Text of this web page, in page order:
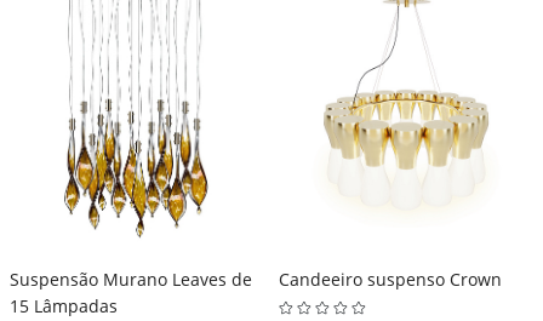
importância.
Suspensão Murano Leaves de
15 Lâmpadas
Candeeiro suspenso Crown